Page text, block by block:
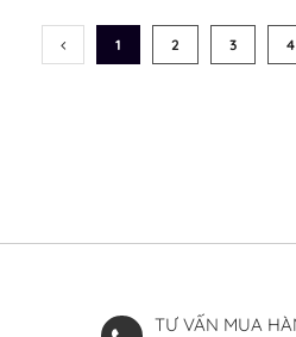
1 (CURRENT)
2 3 4
TƯ VẤN MUA